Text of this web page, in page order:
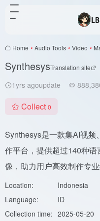
Home • Audio Tools • Video •
SynthesysTranslation site
1yrs agoupdate
Collect 0
Synthesys是一款集AI视
作平台，提供超过140种
像，助力用户高效制作专业
Location:
Indonesia
Language:
ID
Collection time: 2025-05-20